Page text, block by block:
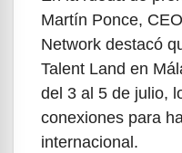
Martín Ponce,
Network destacó
Talent Land en
del 3 al 5 de julio,
conexiones para
internacional.